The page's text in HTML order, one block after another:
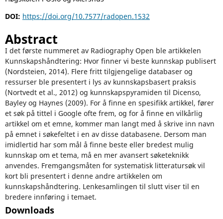
DOI: https://doi.org/10.7577/radopen.1532
Abstract
I det første nummeret av Radiography Open ble artikkelen
Kunnskapshåndtering: Hvor finner vi beste kunnskap publisert
(Nordsteien, 2014). Flere fritt tilgjengelige databaser og
ressurser ble presentert i lys av kunnskapsbasert praksis
(Nortvedt et al., 2012) og kunnskapspyramiden til Dicenso,
Bayley og Haynes (2009). For å finne en spesifikk artikkel, fører
et søk på tittel i Google ofte frem, og for å finne en vilkårlig
artikkel om et emne, kommer man langt med å skrive inn navn
på emnet i søkefeltet i en av disse databasene. Dersom man
imidlertid har som mål å finne beste eller bredest mulig
kunnskap om et tema, må en mer avansert søketeknikk
anvendes. Fremgangsmåten for systematisk litteratursøk vil
kort bli presentert i denne andre artikkelen om
kunnskapshåndtering. Lenkesamlingen til slutt viser til en
bredere innføring i temaet.
Downloads